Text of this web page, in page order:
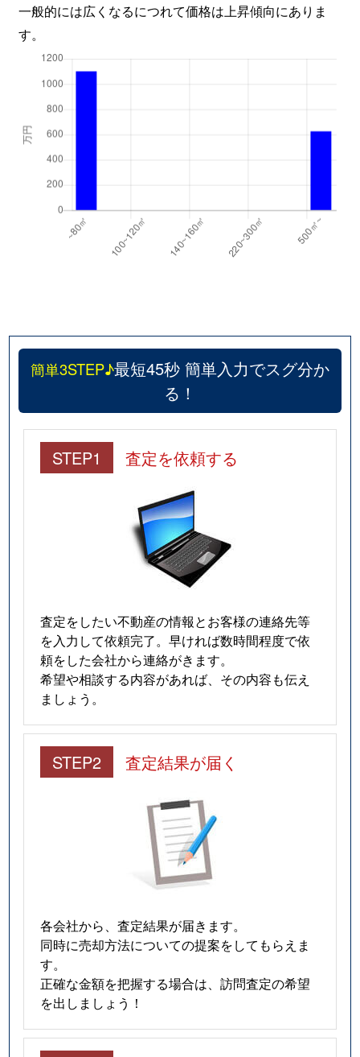
一般的には広くなるにつれて価格は上昇傾向にありま
す。
簡単3STEP♪最短45秒 簡単入力でスグ分か
る！
STEP1 査定を依頼する
査定をしたい不動産の情報とお客様の連絡先等
を入力して依頼完了。早ければ数時間程度で依
頼をした会社から連絡がきます。
希望や相談する内容があれば、その内容も伝え
ましょう。
STEP2 査定結果が届く
各会社から、査定結果が届きます。
同時に売却方法についての提案をしてもらえま
す。
正確な金額を把握する場合は、訪問査定の希望
を出しましょう！